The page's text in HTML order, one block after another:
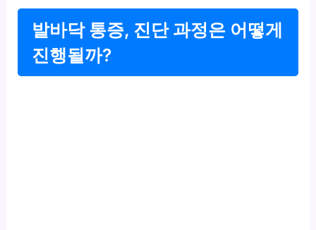
발바닥 통증, 진단 과정은 어떻게
진행될까?